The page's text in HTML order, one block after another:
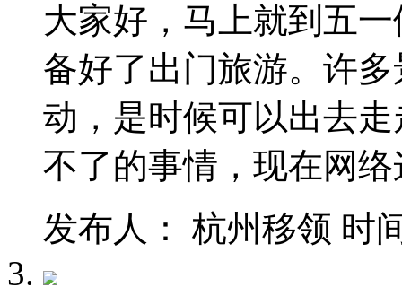
大家好，马上就到五
备好了出门旅游。许
动，是时候可以出去
不了的事情，现在网络
发布人： 杭州移领 时